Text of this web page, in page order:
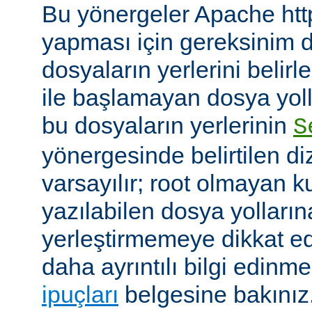
Bu yönergeler Apache
yapması için gereksinim
dosyaların yerlerini
ile başlamayan dosya
bu dosyaların yerlerinin
yönergesinde belirtilen
varsayılır; root olmayan
yazılabilen dosya
yerleştirmemeye dikkat
daha ayrıntılı bilgi
ipuçları belgesine